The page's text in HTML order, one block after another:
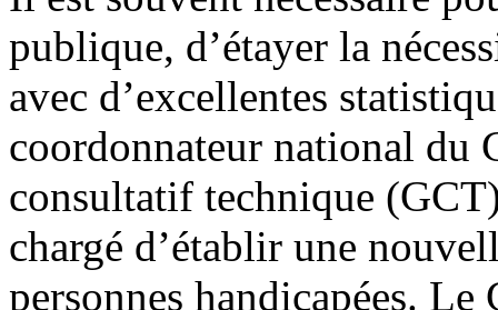
publique, d’étayer la
avec d’excellentes
coordonnateur national du
consultatif technique
chargé d’établir une
personnes handicapées.